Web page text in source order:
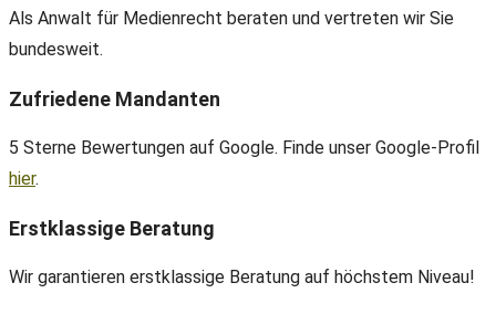
Als Anwalt für Medienrecht beraten und vertreten wir Sie
bundesweit.
Zufriedene Mandanten
5 Sterne Bewertungen auf Google. Finde unser Google-Profil
hier.
Erstklassige Beratung
Wir garantieren erstklassige Beratung auf höchstem Niveau!